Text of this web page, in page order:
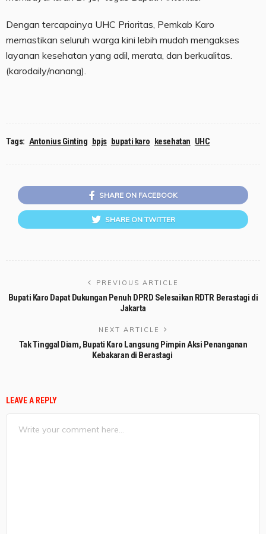
Dengan tercapainya UHC Prioritas, Pemkab Karo
memastikan seluruh warga kini lebih mudah mengakses
layanan kesehatan yang adil, merata, dan berkualitas.
(karodaily/nanang).
Tags: Antonius Ginting bpjs bupati karo kesehatan UHC
SHARE ON FACEBOOK
SHARE ON TWITTER
PREVIOUS ARTICLE
Bupati Karo Dapat Dukungan Penuh DPRD Selesaikan RDTR Berastagi di
Jakarta
NEXT ARTICLE
Tak Tinggal Diam, Bupati Karo Langsung Pimpin Aksi Penanganan
Kebakaran di Berastagi
LEAVE A REPLY